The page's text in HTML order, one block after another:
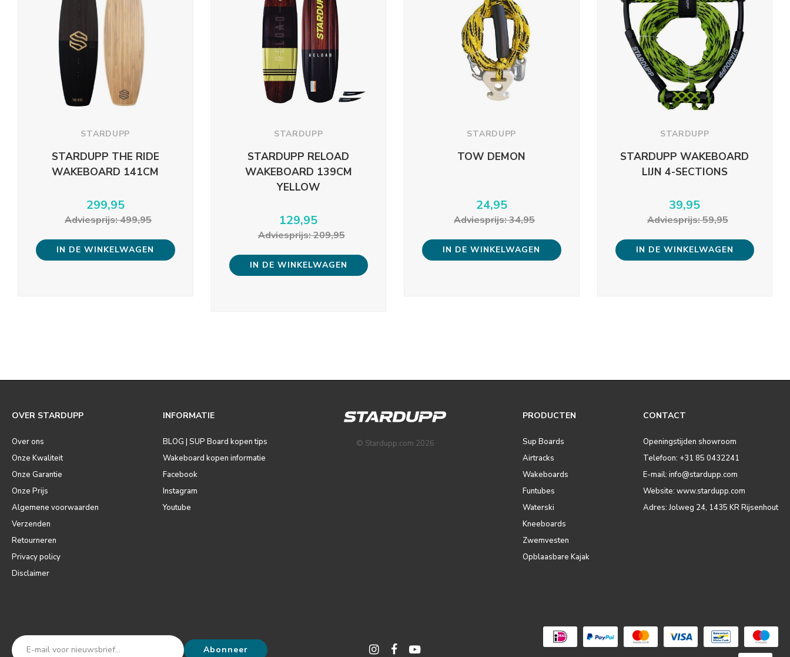
STARDUPP
STARDUPP THE RIDE
WAKEBOARD 141CM
299,95
Adviesprijs: 499,95
IN DE WINKELWAGEN
STARDUPP
STARDUPP RELOAD
WAKEBOARD 139CM
YELLOW
129,95
Adviesprijs: 209,95
IN DE WINKELWAGEN
STARDUPP
TOW DEMON
24,95
Adviesprijs: 34,95
IN DE WINKELWAGEN
STARDUPP
STARDUPP WAKEBOARD
LIJN 4-SECTIONS
39,95
Adviesprijs: 59,95
IN DE WINKELWAGEN
OVER STARDUPP
Over ons
Onze Kwaliteit
Onze Garantie
Onze Prijs
Algemene voorwaarden
Verzenden
Retourneren
Privacy policy
Disclaimer
INFORMATIE
BLOG | SUP Board kopen tips
Wakeboard kopen informatie
Facebook
Instagram
Youtube
© Stardupp.com 2026
PRODUCTEN
Sup Boards
Airtracks
Wakeboards
Funtubes
Waterski
Kneeboards
Zwemvesten
Opblaasbare Kajak
CONTACT
Openingstijden showroom
Telefoon: +31 85 0432241
E-mail:info@stardupp.com
Website: www.stardupp.com
Adres: Jolweg 24, 1435 KR Rijsenhout
Abonneer